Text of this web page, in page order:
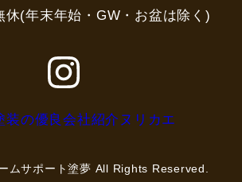
休(年末年始・GW・お盆は除く)
ムサポート塗夢 All Rights Reserved.